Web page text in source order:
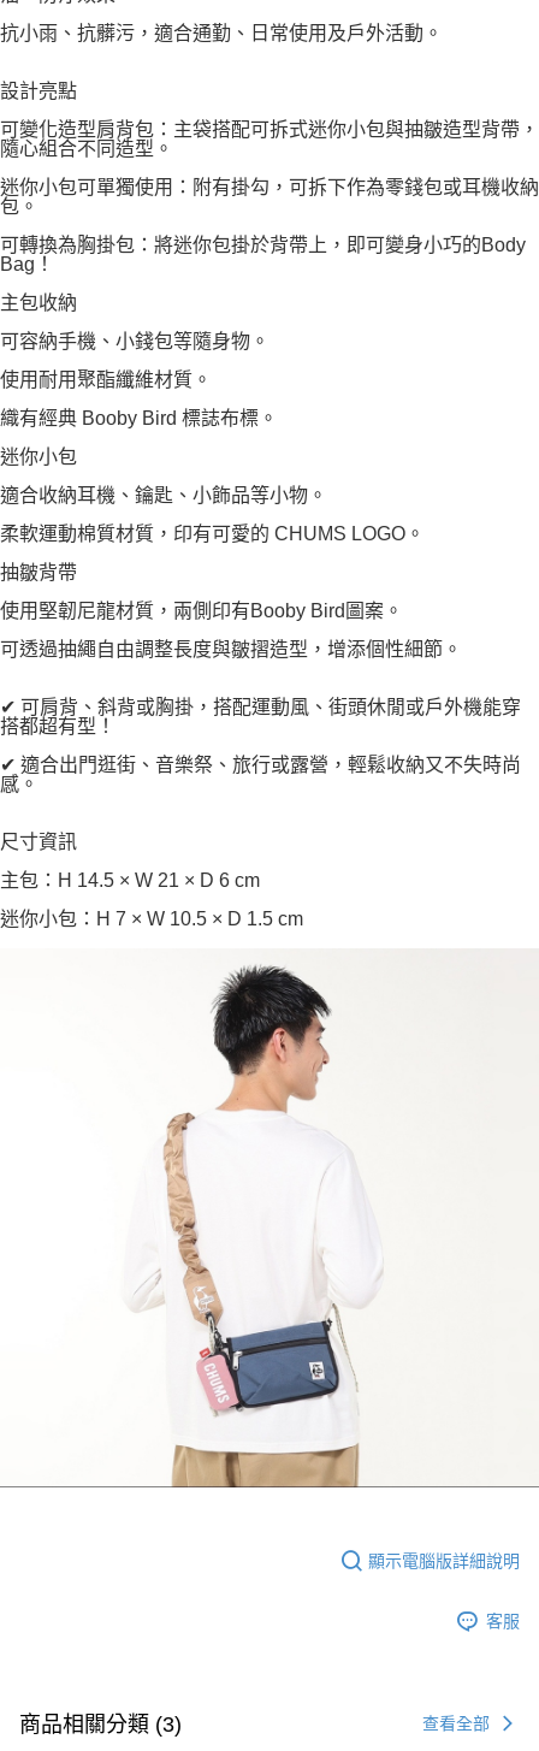
抗小雨、抗髒污，適合通勤、日常使用及戶外活動。
設計亮點
可變化造型肩背包：主袋搭配可拆式迷你小包與抽皺造型背帶，
隨心組合不同造型。
迷你小包可單獨使用：附有掛勾，可拆下作為零錢包或耳機收納
包。
可轉換為胸掛包：將迷你包掛於背帶上，即可變身小巧的Body
Bag！
主包收納
可容納手機、小錢包等隨身物。
使用耐用聚酯纖維材質。
織有經典 Booby Bird 標誌布標。
迷你小包
適合收納耳機、鑰匙、小飾品等小物。
柔軟運動棉質材質，印有可愛的 CHUMS LOGO。
抽皺背帶
使用堅韌尼龍材質，兩側印有Booby Bird圖案。
可透過抽繩自由調整長度與皺摺造型，增添個性細節。
✔ 可肩背、斜背或胸掛，搭配運動風、街頭休閒或戶外機能穿
搭都超有型！
✔ 適合出門逛街、音樂祭、旅行或露營，輕鬆收納又不失時尚
感。
尺寸資訊
主包：H 14.5 × W 21 × D 6 cm
迷你小包：H 7 × W 10.5 × D 1.5 cm
顯示電腦版詳細說明
客服
商品相關分類 (3) 查看全部